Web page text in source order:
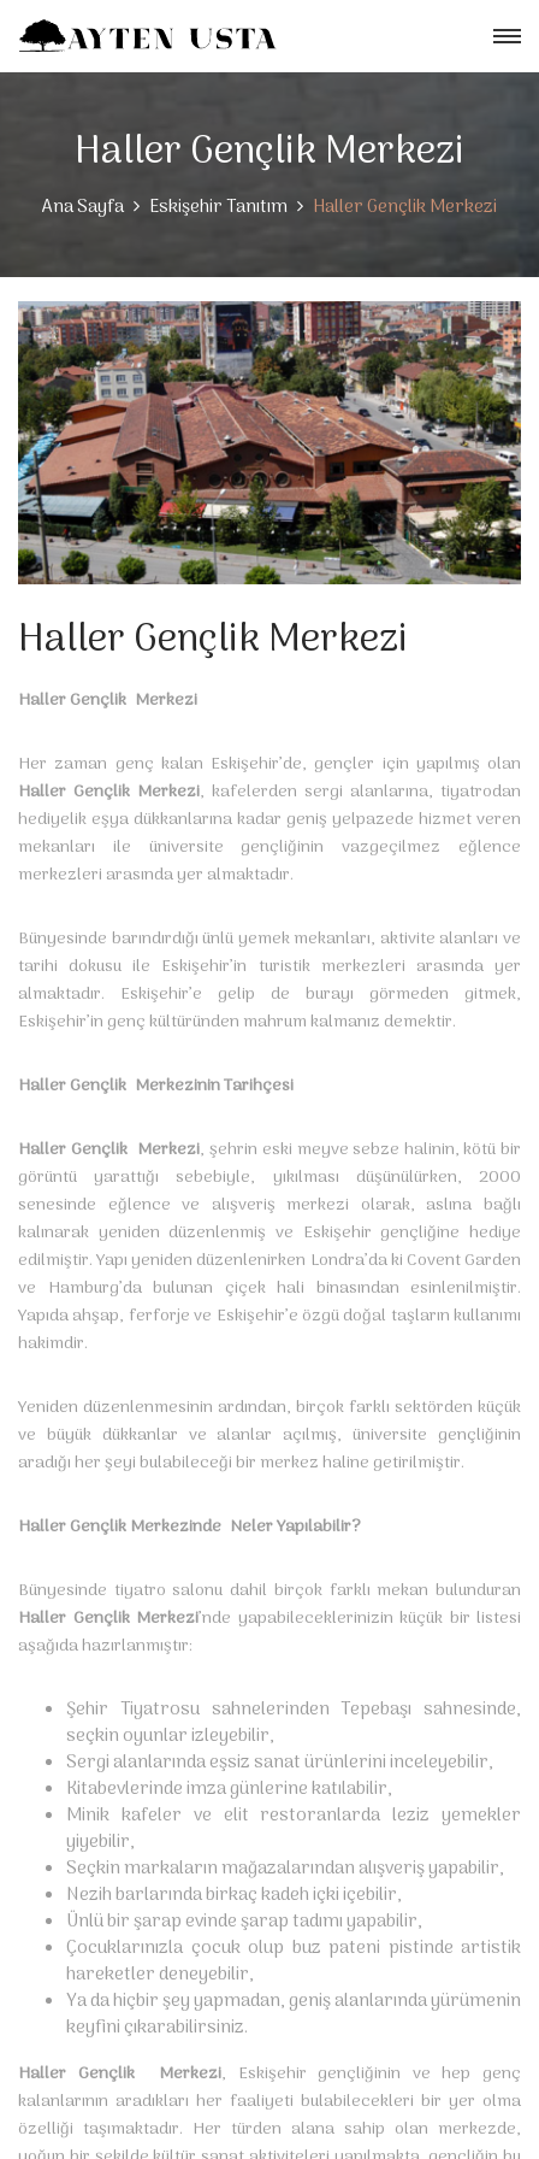
Haller Gençlik Merkezi
Ana Sayfa Eskişehir Tanıtım Haller Gençlik Merkezi
Haller Gençlik Merkezi
Haller Gençlik Merkezi
Her zaman genç kalan Eskişehir’de, gençler için yapılmış olan
Haller Gençlik Merkezi, kafelerden sergi alanlarına, tiyatrodan
hediyelik eşya dükkanlarına kadar geniş yelpazede hizmet veren
mekanları ile üniversite gençliğinin vazgeçilmez eğlence
merkezleri arasında yer almaktadır.
Bünyesinde barındırdığı ünlü yemek mekanları, aktivite alanları ve
tarihi dokusu ile Eskişehir’in turistik merkezleri arasında yer
almaktadır. Eskişehir’e gelip de burayı görmeden gitmek,
Eskişehir’in genç kültüründen mahrum kalmanız demektir.
Haller Gençlik Merkezinin Tarihçesi
Haller Gençlik Merkezi, şehrin eski meyve sebze halinin, kötü bir
görüntü yarattığı sebebiyle, yıkılması düşünülürken, 2000
senesinde eğlence ve alışveriş merkezi olarak, aslına bağlı
kalınarak yeniden düzenlenmiş ve Eskişehir gençliğine hediye
edilmiştir. Yapı yeniden düzenlenirken Londra’da ki Covent Garden
ve Hamburg’da bulunan çiçek hali binasından esinlenilmiştir.
Yapıda ahşap, ferforje ve Eskişehir’e özgü doğal taşların kullanımı
hakimdir.
Yeniden düzenlenmesinin ardından, birçok farklı sektörden küçük
ve büyük dükkanlar ve alanlar açılmış, üniversite gençliğinin
aradığı her şeyi bulabileceği bir merkez haline getirilmiştir.
Haller Gençlik Merkezinde Neler Yapılabilir?
Bünyesinde tiyatro salonu dahil birçok farklı mekan bulunduran
Haller Gençlik Merkezi’nde yapabileceklerinizin küçük bir listesi
aşağıda hazırlanmıştır:
Şehir Tiyatrosu sahnelerinden Tepebaşı sahnesinde,
seçkin oyunlar izleyebilir,
Sergi alanlarında eşsiz sanat ürünlerini inceleyebilir,
Kitabevlerinde imza günlerine katılabilir,
Minik kafeler ve elit restoranlarda leziz yemekler
yiyebilir,
Seçkin markaların mağazalarından alışveriş yapabilir,
Nezih barlarında birkaç kadeh içki içebilir,
Ünlü bir şarap evinde şarap tadımı yapabilir,
Çocuklarınızla çocuk olup buz pateni pistinde artistik
hareketler deneyebilir,
Ya da hiçbir şey yapmadan, geniş alanlarında yürümenin
keyfini çıkarabilirsiniz.
Haller Gençlik Merkezi, Eskişehir gençliğinin ve hep genç
kalanlarının aradıkları her faaliyeti bulabilecekleri bir yer olma
özelliği taşımaktadır. Her türden alana sahip olan merkezde,